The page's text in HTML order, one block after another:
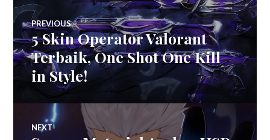
Post
navigation
PREVIOUS
Previous
post:
5 Skin Operator Valorant
Terbaik, One Shot One Kill
in Style!
NEXT